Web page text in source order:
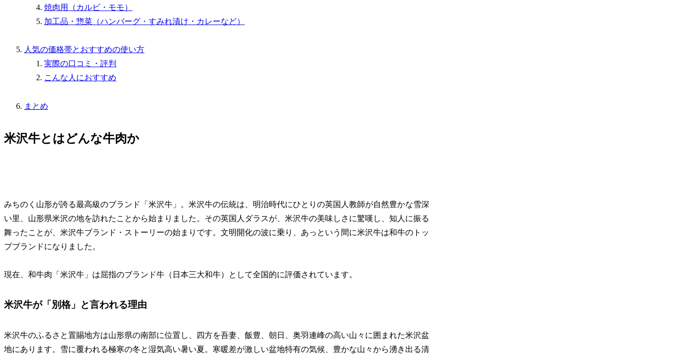
焼肉用（カルビ・モモ）
加工品・惣菜（ハンバーグ・すみれ漬け・カレーなど）
人気の価格帯とおすすめの使い方
実際の口コミ・評判
こんな人におすすめ
まとめ
米沢牛とはどんな牛肉か
みちのく山形が誇る最高級のブランド「米沢牛」。米沢牛の伝統は、明治時代にひとりの英国人教師が自然豊かな雪深
い里、山形県米沢の地を訪れたことから始まりました。その英国人ダラスが、米沢牛の美味しさに驚嘆し、知人に振る
舞ったことが、米沢牛ブランド・ストーリーの始まりです。文明開化の波に乗り、あっという間に米沢牛は和牛のトッ
プブランドになりました。
現在、和牛肉「米沢牛」は屈指のブランド牛（日本三大和牛）として全国的に評価されています。
米沢牛が「別格」と言われる理由
米沢牛のふるさと置賜地方は山形県の南部に位置し、四方を吾妻、飯豊、朝日、奥羽連峰の高い山々に囲まれた米沢盆
地にあります。雪に覆われる極寒の冬と湿気高い暑い夏。寒暖差が激しい盆地特有の気候、豊かな山々から湧き出る清